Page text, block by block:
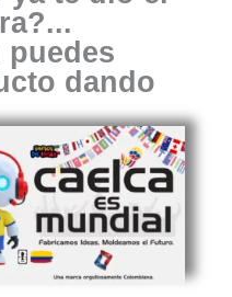
puedes
dando